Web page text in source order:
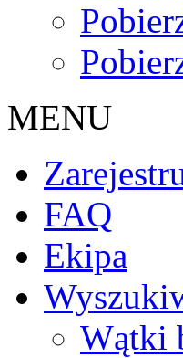
MENU
FAQ
Ekipa
Wątki